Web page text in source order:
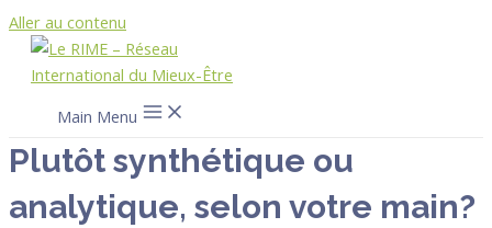
Aller au contenu
Main Menu
Plutôt synthétique ou
analytique, selon votre main?